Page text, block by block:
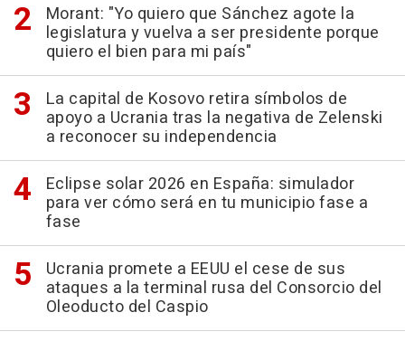
Morant: "Yo quiero que Sánchez agote la
legislatura y vuelva a ser presidente porque
quiero el bien para mi país"
La capital de Kosovo retira símbolos de
apoyo a Ucrania tras la negativa de Zelenski
a reconocer su independencia
Eclipse solar 2026 en España: simulador
para ver cómo será en tu municipio fase a
fase
Ucrania promete a EEUU el cese de sus
ataques a la terminal rusa del Consorcio del
Oleoducto del Caspio